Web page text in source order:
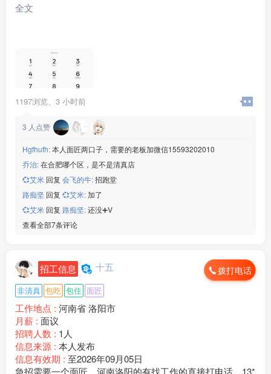
全文
1197浏览、 3 小时前
3 人点赞
Hgfhufh:本人面匠两口子，需要的老板加微信15593202010
乔治:在合肥哪个区，是不是清真店
💞艾米 回复 会飞的牛:招跑堂
路痴坚 回复 💞艾米:加了
💞艾米 回复 路痴坚:还没➕V
查看全部7条评论
招工信息 十五 拨打电话
非清真 包吃 包住 面匠
工作地点 : 河南省 洛阳市
月薪 : 面议
招聘人数 : 1人
信息来源 : 本人发布
信息有效期 : 至2026年09月05日
急招需要一个面匠，河南洛阳的有找工作的直接打电话，13*